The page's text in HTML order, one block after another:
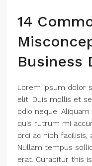
14
Business
Lorem ipsum dolor
elit. Duis mollis et
odio neque.
quis rutrum mi
orci ac nibh facilisis,
Nullam tempus
erat. Curabitur this